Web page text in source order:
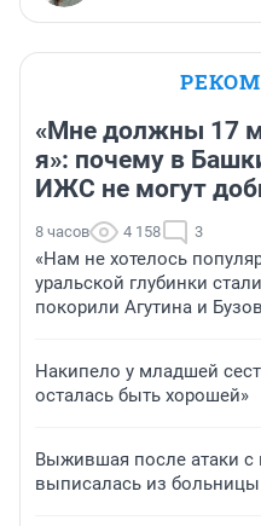
«Мне должны 17
я»: почему в
ИЖС не могут
8 часов 4 158 3
«Нам не хотелось
уральской глубинки
покорили Агутина и
Накипело у младшей
осталась быть хорошей»
Выжившая после атаки с
выписалась из больницы